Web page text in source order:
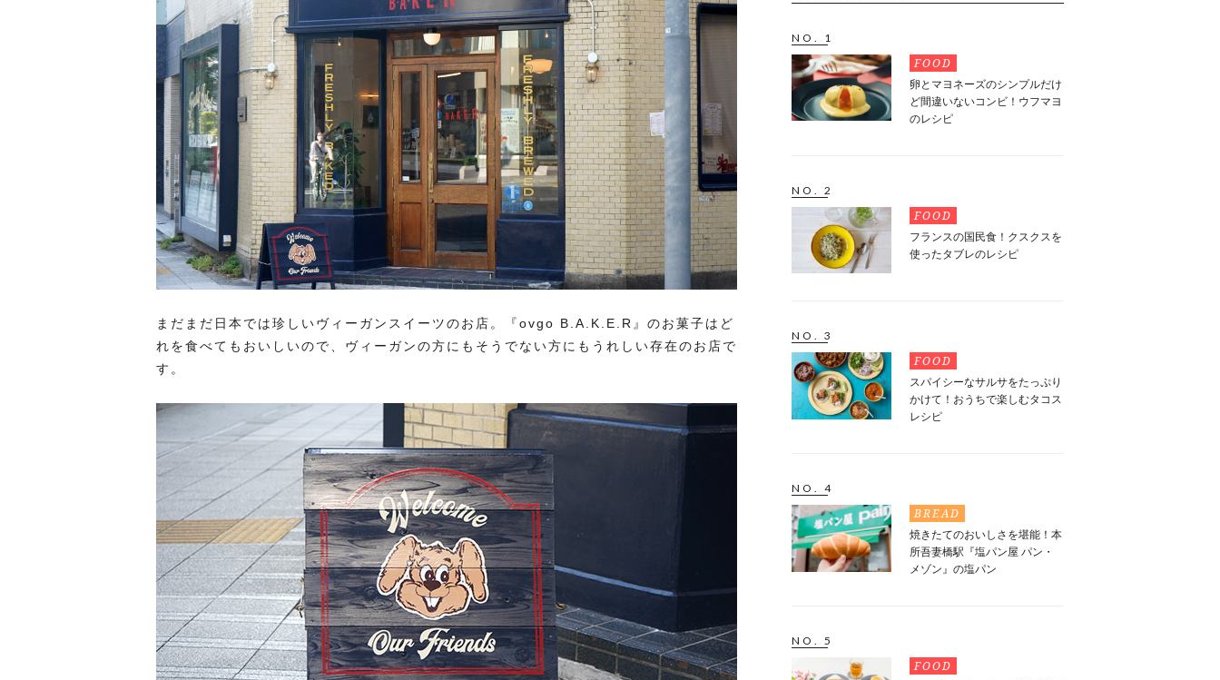
まだまだ日本では珍しいヴィーガンスイーツのお店。『ovgo B.A.K.E.R』のお菓子はど
れを食べてもおいしいので、ヴィーガンの方にもそうでない方にもうれしい存在のお店で
す。
NO. 1
FOOD
卵とマヨネーズのシンプルだけ
ど間違いないコンビ！ウフマヨ
のレシピ
NO. 2
FOOD
フランスの国民食！クスクスを
使ったタブレのレシピ
NO. 3
FOOD
スパイシーなサルサをたっぷり
かけて！おうちで楽しむタコス
レシピ
NO. 4
BREAD
焼きたてのおいしさを堪能！本
所吾妻橋駅『塩パン屋 パン・
メゾン』の塩パン
NO. 5
FOOD